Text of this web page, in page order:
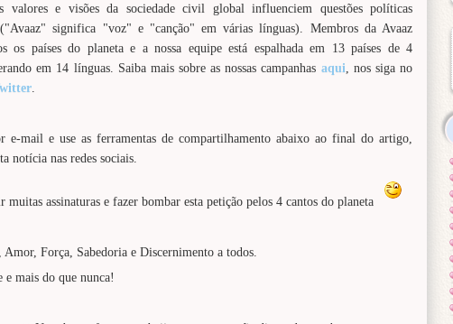
valores e visões da sociedade civil global influenciem questões políticas
significa "voz" e "canção" em várias línguas). Membros da Avaaz
os países do planeta e a nossa equipe está espalhada em 13 países de 4
em 14 línguas. Saiba mais sobre as nossas campanhas aqui , nos siga no
e-mail e use as ferramentas de compartilhamento abaixo ao final do artigo,
notícia nas redes sociais.
muitas assinaturas e fazer bombar esta petição pelos 4 cantos do planeta
Força, Sabedoria e Discernimento a todos.
e mais do que nunca!